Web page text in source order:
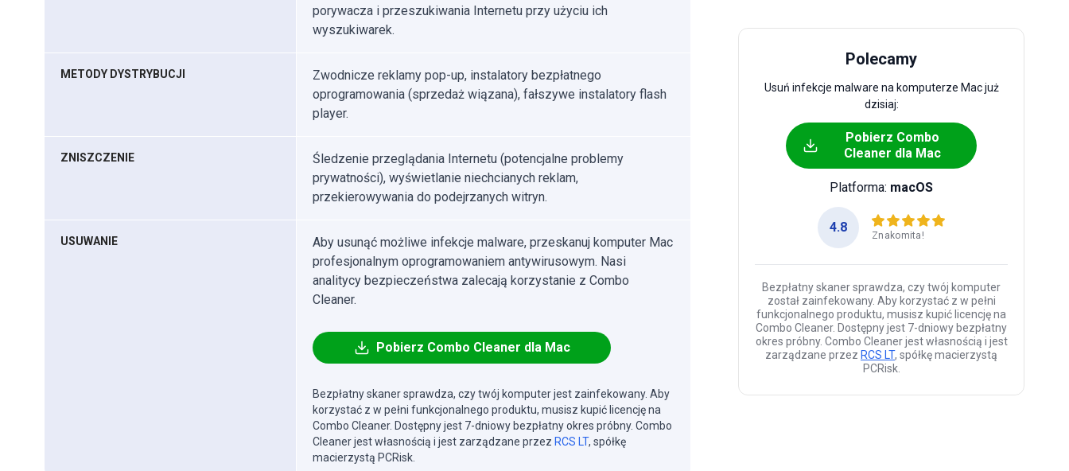
porywacza i przeszukiwania Internetu przy użyciu ich
wyszukiwarek.
METODY DYSTRYBUCJI
Zwodnicze reklamy pop-up, instalatory bezpłatnego
oprogramowania (sprzedaż wiązana), fałszywe instalatory flash
player.
ZNISZCZENIE
Śledzenie przeglądania Internetu (potencjalne problemy
prywatności), wyświetlanie niechcianych reklam,
przekierowywania do podejrzanych witryn.
USUWANIE
Aby usunąć możliwe infekcje malware, przeskanuj komputer Mac
profesjonalnym oprogramowaniem antywirusowym. Nasi
analitycy bezpieczeństwa zalecają korzystanie z Combo
Cleaner.
Pobierz Combo Cleaner dla Mac
Bezpłatny skaner sprawdza, czy twój komputer jest zainfekowany. Aby
korzystać z w pełni funkcjonalnego produktu, musisz kupić licencję na
Combo Cleaner. Dostępny jest 7-dniowy bezpłatny okres próbny. Combo
Cleaner jest własnością i jest zarządzane przez RCS LT, spółkę
macierzystą PCRisk.
Polecamy
Usuń infekcje malware na komputerze Mac już
dzisiaj:
Pobierz Combo
Cleaner dla Mac
Platforma: macOS
4.8
Znakomita!
Bezpłatny skaner sprawdza, czy twój komputer
został zainfekowany. Aby korzystać z w pełni
funkcjonalnego produktu, musisz kupić licencję na
Combo Cleaner. Dostępny jest 7-dniowy bezpłatny
okres próbny. Combo Cleaner jest własnością i jest
zarządzane przez RCS LT, spółkę macierzystą
PCRisk.